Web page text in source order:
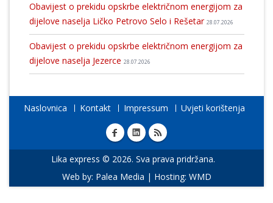
Obavijest o prekidu opskrbe električnom energijom za
dijelove naselja Ličko Petrovo Selo i Rešetar 28.07.2026
Obavijest o prekidu opskrbe električnom energijom za
dijelove naselja Jezerce 28.07.2026
Naslovnica Kontakt Impressum Uvjeti korištenja
Lika express © 2026. Sva prava pridržana.
Web by: Palea Media | Hosting: WMD